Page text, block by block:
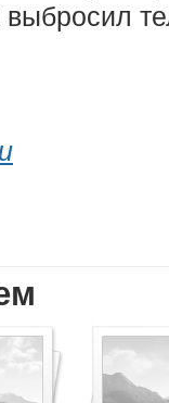
выбросил